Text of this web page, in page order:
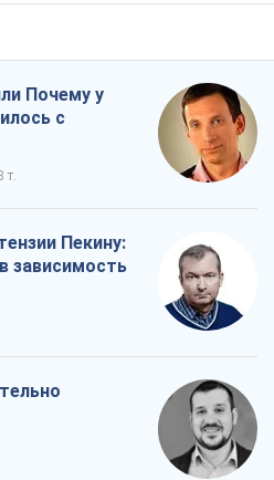
Почему у
с
т.
Пекину:
зависимость